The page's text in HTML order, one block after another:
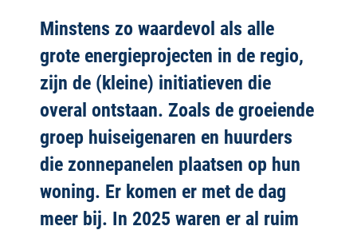
Minstens zo waardevol als alle
grote energieprojecten in de regio,
zijn de (kleine) initiatieven die
overal ontstaan. Zoals de groeiende
groep huiseigenaren en huurders
die zonnepanelen plaatsen op hun
woning. Er komen er met de dag
meer bij. In 2025 waren er al ruim